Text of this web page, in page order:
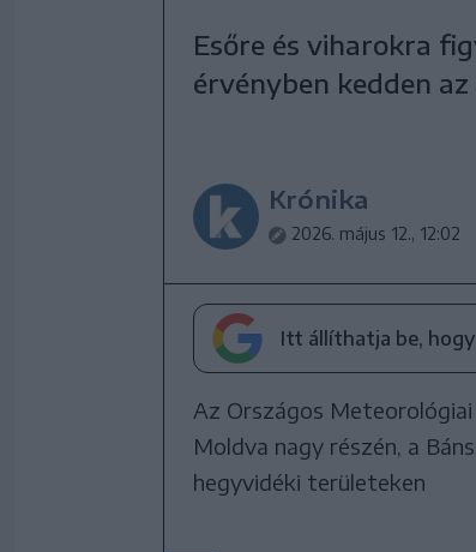
Esőre és viharokra
érvényben kedden
Krónika
2026. május 12., 12:02
Itt állíthatja be,
Az Országos
Moldva nagy részén, a
hegyvidéki területeken